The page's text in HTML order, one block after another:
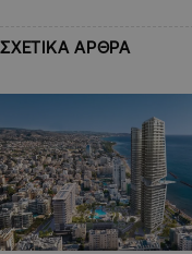
ΣΧΕΤΙΚΑ ΑΡΘΡΑ